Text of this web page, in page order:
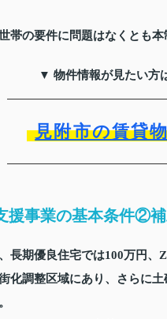
帯の要件に問題はなくとも
▼ 物件情報が見たい方
見附市の賃貸
援事業の基本条件②
長期優良住宅では100万円、
化調整区域にあり、さらに